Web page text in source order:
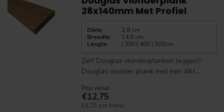
28x140mm Met Profiel
Dikte:
2,8 cm
Breedte:
14,0 cm
Lengte: | 300 | 400 | 500cm
Zelf Douglas vlonderplanken leggen?
Douglas vlonder plank met een dikt...
Prijs vanaf
€12,75
€4,25 per Meter